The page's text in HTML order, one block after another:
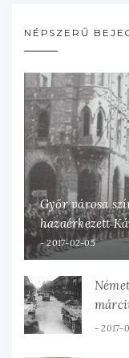
NÉPSZERŰ
Győr városa
hazaérkezett
2017-02-05
2017-